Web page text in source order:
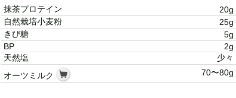
抹茶プロテイン
20g
自然栽培小麦粉
25g
きび糖
5g
BP
2g
天然塩
少々
オーツミルク
70〜80g